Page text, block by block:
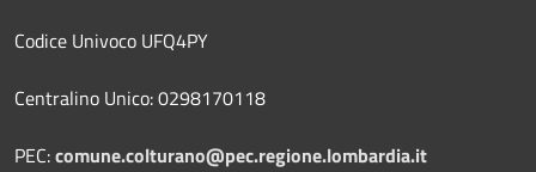
Codice Univoco UFQ4PY
Centralino Unico: 0298170118
PEC:comune.colturano@pec.regione.lombardia.it